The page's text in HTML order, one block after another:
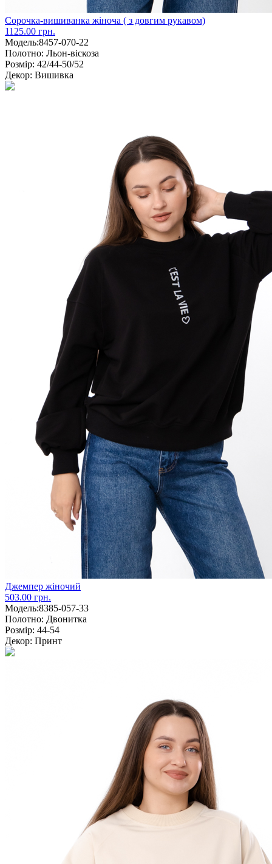
Сорочка-вишиванка жіноча ( з довгим рукавом)
1125.00 грн.
Модель:8457-070-22
Полотно: Льон-віскоза
Розмір: 42/44-50/52
Декор: Вишивка
Джемпер жіночий
503.00 грн.
Модель:8385-057-33
Полотно: Двонитка
Розмір: 44-54
Декор: Принт